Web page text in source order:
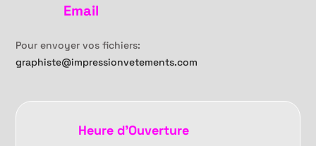
Email
Pour envoyer vos fichiers:
graphiste@impressionvetements.com
Heure d'Ouverture